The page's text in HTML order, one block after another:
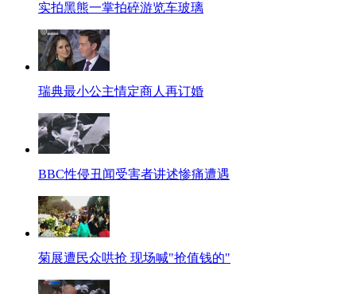
实拍黑熊一掌拍碎游览车玻璃
瑞典最小公主情定商人再订婚
BBC性侵丑闻受害者讲述惨痛遭遇
菊展遭民众哄抢 现场喊"抢值钱的"